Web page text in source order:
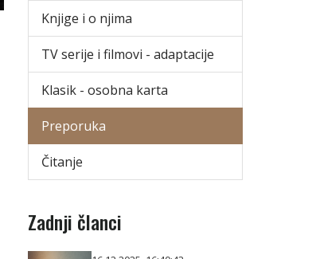
Knjige i o njima
TV serije i filmovi - adaptacije
Klasik - osobna karta
Preporuka
Čitanje
Zadnji članci